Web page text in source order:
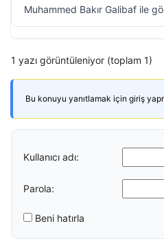
Muhammed Bakır Galibaf ile
1 yazı görüntüleniyor (toplam 1)
Bu konuyu yanıtlamak için giriş
Kullanıcı adı:
Parola:
Beni hatırla